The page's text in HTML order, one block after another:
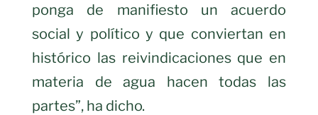
ponga de manifiesto un acuerdo
social y político y que conviertan en
histórico las reivindicaciones que en
materia de agua hacen todas las
partes”, ha dicho.